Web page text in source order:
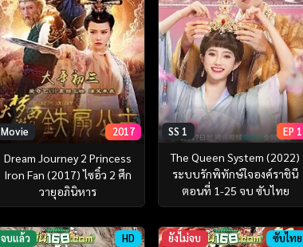
Movie 2017
Dream Journey 2 Princess
Iron Fan (2017) ไซอิ๋ว 2 ศึก
วายุอภินิหาร
SS 1 EP 1
The Queen System (2022)
ระบบรักพิทักษ์ใจองค์ราชินี
ตอนที่ 1-25 จบ ซับไทย
จบแล้ว HD ยังไม่จบ ซับไทย